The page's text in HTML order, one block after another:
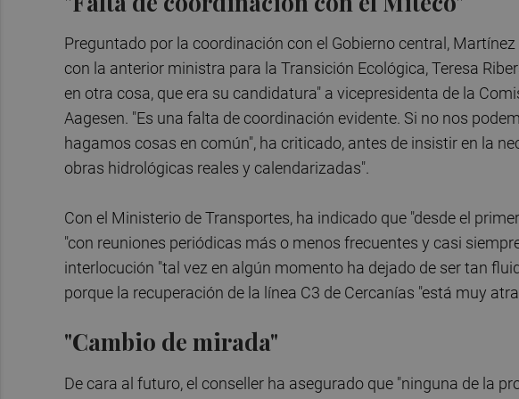
Preguntado por la coordinación con el Gobierno central,
con la anterior ministra para la Transición Ecológica, Teresa
en otra cosa, que era su candidatura" a vicepresidenta de la
Aagesen. "Es una falta de coordinación evidente. Si no nos
hagamos cosas en común", ha criticado, antes de insistir en la
obras hidrológicas reales y calendarizadas".
Con el Ministerio de Transportes, ha indicado que "desde el
"con reuniones periódicas más o menos frecuentes y casi
interlocución "tal vez en algún momento ha dejado de ser tan
porque la recuperación de la línea C3 de Cercanías "está muy
"Cambio de mirada"
De cara al futuro, el conseller ha asegurado que "ninguna de la